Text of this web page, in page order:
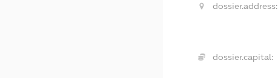
dossier.address:
dossier.capital: